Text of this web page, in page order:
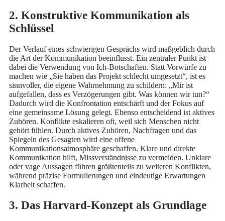
2. Konstruktive Kommunikation als
Schlüssel
Der Verlauf eines schwierigen Gesprächs wird maßgeblich durch
die Art der Kommunikation beeinflusst. Ein zentraler Punkt ist
dabei die Verwendung von Ich-Botschaften. Statt Vorwürfe zu
machen wie „Sie haben das Projekt schlecht umgesetzt“, ist es
sinnvoller, die eigene Wahrnehmung zu schildern: „Mir ist
aufgefallen, dass es Verzögerungen gibt. Was können wir tun?“
Dadurch wird die Konfrontation entschärft und der Fokus auf
eine gemeinsame Lösung gelegt. Ebenso entscheidend ist aktives
Zuhören. Konflikte eskalieren oft, weil sich Menschen nicht
gehört fühlen. Durch aktives Zuhören, Nachfragen und das
Spiegeln des Gesagten wird eine offene
Kommunikationsatmosphäre geschaffen. Klare und direkte
Kommunikation hilft, Missverständnisse zu vermeiden. Unklare
oder vage Aussagen führen größtenteils zu weiteren Konflikten,
während präzise Formulierungen und eindeutige Erwartungen
Klarheit schaffen.
3. Das Harvard-Konzept als Grundlage